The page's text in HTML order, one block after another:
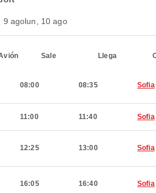
9 agolun, 10 ago
Sale Llega
08:00 08:35 Sofia
11:00 11:40 Sofia
12:25 13:00 Sofia
16:05 16:40 Sofia